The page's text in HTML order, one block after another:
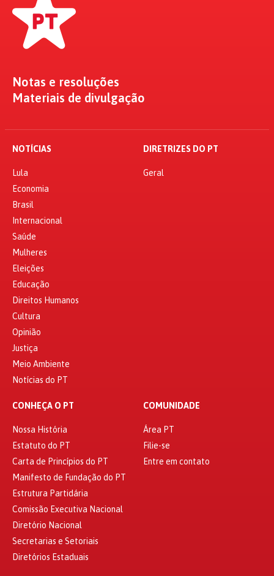
Notas e resoluções
Materiais de divulgação
NOTÍCIAS
Lula
Economia
Brasil
Internacional
Saúde
Mulheres
Eleições
Educação
Direitos Humanos
Cultura
Opinião
Justiça
Meio Ambiente
Notícias do PT
DIRETRIZES DO PT
Geral
CONHEÇA O PT
Nossa História
Estatuto do PT
Carta de Princípios do PT
Manifesto de Fundação do PT
Estrutura Partidária
Comissão Executiva Nacional
Diretório Nacional
Secretarias e Setoriais
Diretórios Estaduais
COMUNIDADE
Área PT
Filie-se
Entre em contato